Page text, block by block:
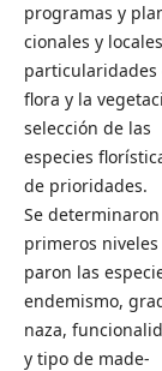
programas y
cionales y
particularidades
flora y la
selección de las
especies
de prioridades.
Se
primeros
paron las
endemismo,
naza,
y tipo de made-